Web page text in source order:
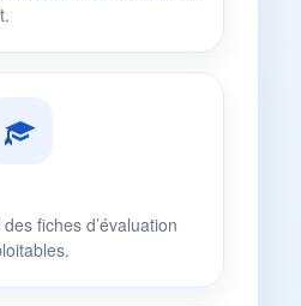
fiches d’évaluation